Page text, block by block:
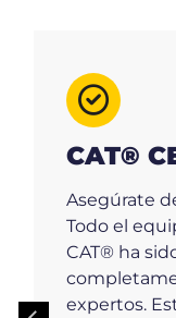
CAT®
Asegúrate
Todo el
CAT® ha
expertos.